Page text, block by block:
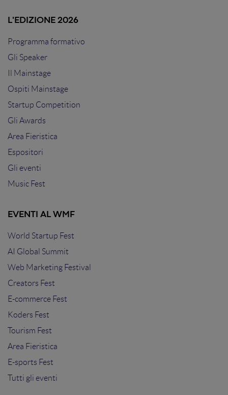
L'EDIZIONE 2026
Programma formativo
Gli Speaker
Il Mainstage
Ospiti Mainstage
Startup Competition
Gli Awards
Area Fieristica
Espositori
Gli eventi
Music Fest
EVENTI AL WMF
World Startup Fest
AI Global Summit
Web Marketing Festival
Creators Fest
E-commerce Fest
Koders Fest
Tourism Fest
Area Fieristica
E-sports Fest
Tutti gli eventi